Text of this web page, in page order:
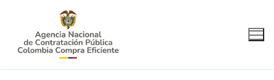
contenido